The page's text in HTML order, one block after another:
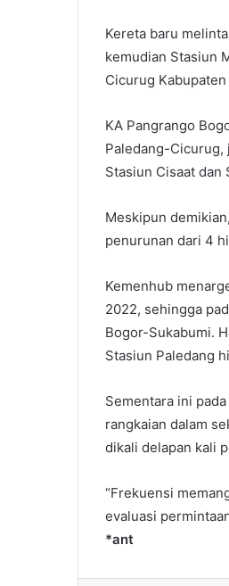
Kereta baru
kemudian Stasiun
Cicurug
KA Pangrango
Paledang-Cicurug,
Stasiun Cisaat dan
Meskipun
penurunan dari 4
Kemenhub
2022, sehingga
Bogor-Sukabumi.
Stasiun Paledang
Sementara ini
rangkaian dalam
dikali delapan kali
“Frekuensi
evaluasi
*ant